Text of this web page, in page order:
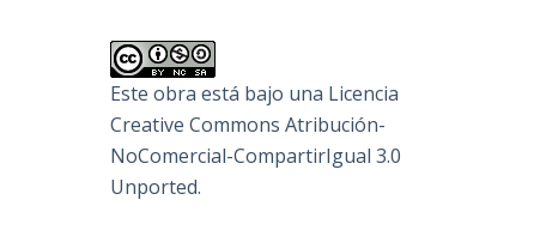
Este obra está bajo una Licencia
Creative Commons Atribución-
NoComercial-CompartirIgual 3.0
Unported.